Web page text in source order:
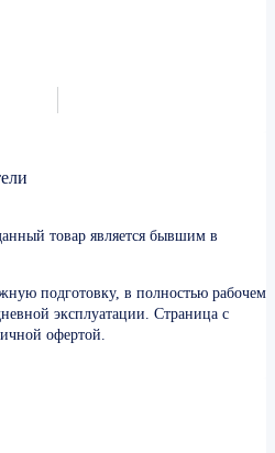
товар является бывшим в
подготовку, в полностью рабочем
эксплуатации. Страница с
офертой.